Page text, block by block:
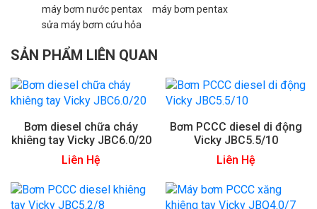
máy bơm nước pentax
máy bơm pentax
sửa máy bơm cứu hỏa
SẢN PHẨM LIÊN QUAN
Bơm diesel chữa cháy
khiêng tay Vicky JBC6.0/20
Liên Hệ
Bơm PCCC diesel di động
Vicky JBC5.5/10
Liên Hệ